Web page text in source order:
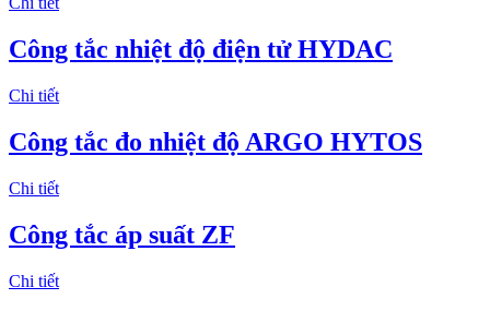
Công tắc nhiệt độ điện tử HYDAC
Chi tiết
Công tắc đo nhiệt độ ARGO HYTOS
Chi tiết
Công tắc áp suất ZF
Chi tiết